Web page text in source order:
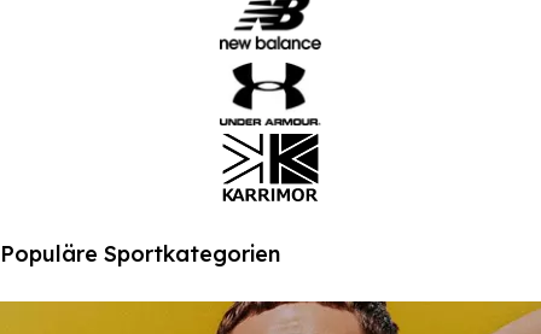
Populäre Sportkategorien